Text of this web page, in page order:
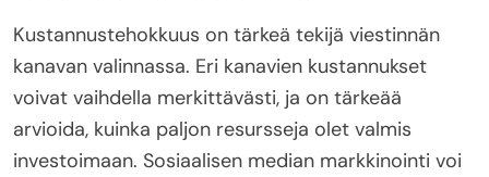
Kustannustehokkuus on tärkeä tekijä viestinnän
kanavan valinnassa. Eri kanavien kustannukset
voivat vaihdella merkittävästi, ja on tärkeää
arvioida, kuinka paljon resursseja olet valmis
investoimaan. Sosiaalisen median markkinointi voi